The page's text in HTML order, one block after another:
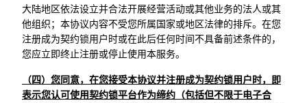
大陆地区依法设立并合法开展经营活动或其他业务的法人或其
他组织；本协议内容不受您所属国家或地区法律的排斥。在您
注册成为契约锁用户时或在此后任何时间不具备前述条件的，
您应立即终止注册或停止使用本服务。
（四）您同意，在您接受本协议并注册成为契约锁用户时，即
表示您认可使用契约锁平台作为缔约（包括但不限于电子合